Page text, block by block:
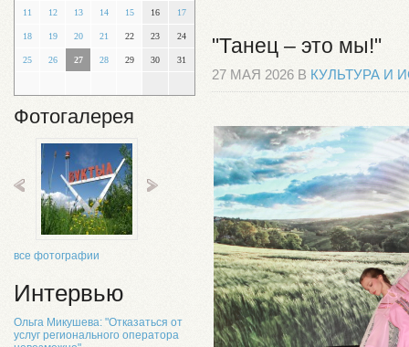
11 12 13 14 15 16 17
18 19 20 21 22 23 24
25 26 27 28 29 30 31
Фотогалерея
все фотографии
Интервью
Ольга Микушева: "Отказаться от
услуг регионального оператора
"Танец – это мы!"
27 МАЯ 2026 В КУЛЬТУРА И